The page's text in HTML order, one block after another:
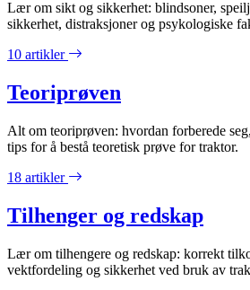
Lær om sikt og sikkerhet: blindsoner,
sikkerhet, distraksjoner og psykologiske
10 artikler
Teoriprøven
Alt om teoriprøven: hvordan forberede
tips for å bestå teoretisk prøve for traktor.
18 artikler
Tilhenger og redskap
Lær om tilhengere og redskap: korrekt
vektfordeling og sikkerhet ved bruk av